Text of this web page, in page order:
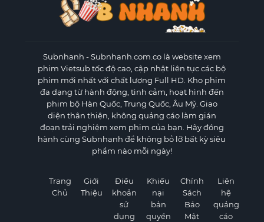
Subnhanh - Subnhanh.com.co là website xem
phim Vietsub tốc độ cao, cập nhật liên tục các bộ
phim mới nhất với chất lượng Full HD. Kho phim
đa dạng từ hành động, tình cảm, hoạt hình đến
phim bộ Hàn Quốc, Trung Quốc, Âu Mỹ. Giao
diện thân thiện, không quảng cáo làm gián
đoạn trải nghiệm xem phim của bạn. Hãy đồng
hành cùng Subnhanh để không bỏ lỡ bất kỳ siêu
phẩm nào mỗi ngày!
Trang
Chủ
Giới
Thiệu
Điều
khoản
sử
dụng
Khiếu
nại
bản
quyền
Chính
Sách
Bảo
Mật
Liên
hệ
quảng
cáo